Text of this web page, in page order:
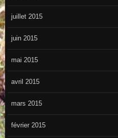
juillet 2015
juin 2015
mai 2015
avril 2015
mars 2015
février 2015